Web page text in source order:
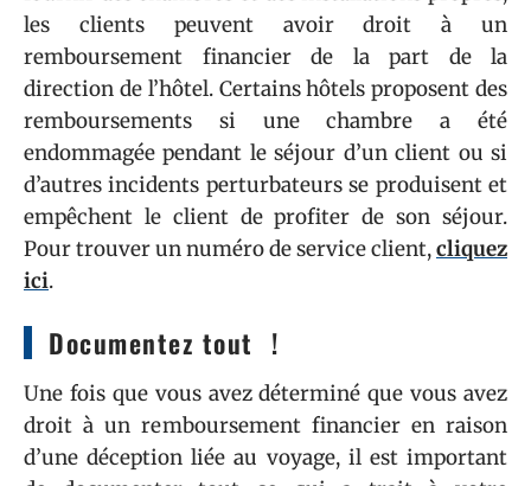
les clients peuvent avoir droit à un
remboursement financier de la part de la
direction de l’hôtel. Certains hôtels proposent des
remboursements si une chambre a été
endommagée pendant le séjour d’un client ou si
d’autres incidents perturbateurs se produisent et
empêchent le client de profiter de son séjour.
Pour trouver un numéro de service client,cliquez
ici.
Documentez tout !
Une fois que vous avez déterminé que vous avez
droit à un remboursement financier en raison
d’une déception liée au voyage, il est important